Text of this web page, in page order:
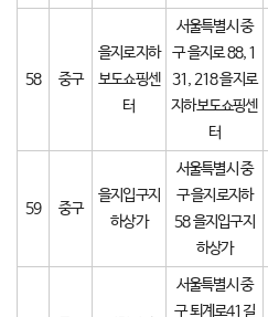
58 중구
을지로지하
보도쇼핑센
터
서울특별시 중
구 을지로 88, 1
31, 218 을지로
지하보도쇼핑센
터
59 중구
을지입구지
하상가
서울특별시 중
구 을지로지하
58 을지입구지
하상가
서울특별시 중
구 퇴계로41길